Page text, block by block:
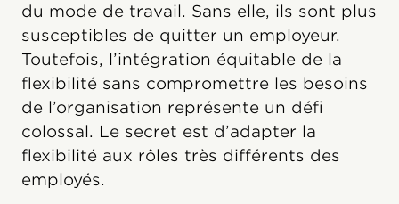
du mode de travail. Sans elle, ils sont plus
susceptibles de quitter un employeur.
Toutefois, l’intégration équitable de la
flexibilité sans compromettre les besoins
de l’organisation représente un défi
colossal. Le secret est d’adapter la
flexibilité aux rôles très différents des
employés.